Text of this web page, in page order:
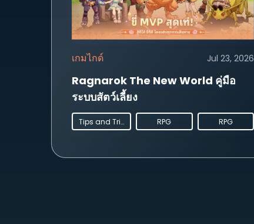
เกมไกด์ Jul 23, 2026
Ragnarok The New World คู่มือ
ระบบสัตว์เลี้ยง
Tips and Tricks RPG RPG